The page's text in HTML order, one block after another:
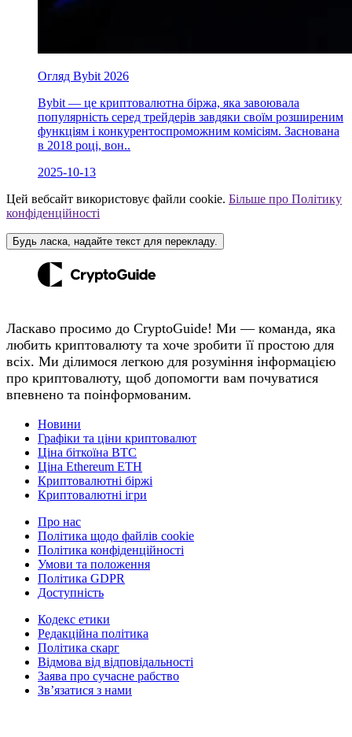
Огляд Bybit 2026
Bybit — це криптовалютна біржа, яка завоювала
популярність серед трейдерів завдяки своїм розширеним
функціям і конкурентоспроможним комісіям. Заснована
в 2018 році, вон..
2025-10-13
Цей вебсайт використовує файли cookie. Більше про Політику
конфіденційності
Будь ласка, надайте текст для перекладу.
Ласкаво просимо до CryptoGuide! Ми — команда, яка
любить криптовалюту та хоче зробити її простою для
всіх. Ми ділимося легкою для розуміння інформацією
про криптовалюту, щоб допомогти вам почуватися
впевнено та поінформованим.
Новини
Графіки та ціни криптовалют
Ціна біткоїна BTC
Ціна Ethereum ETH
Криптовалютні біржі
Криптовалютні ігри
Про нас
Політика щодо файлів cookie
Політика конфіденційності
Умови та положення
Політика GDPR
Доступність
Кодекс етики
Редакційна політика
Політика скарг
Відмова від відповідальності
Заява про сучасне рабство
Зв’язатися з нами